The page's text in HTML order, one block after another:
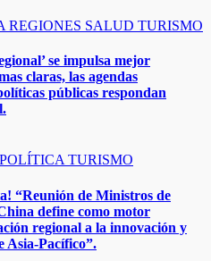
REGIONES SALUD TURISMO
se impulsa mejor
claras, las agendas
públicas respondan
POLÍTICA TURISMO
“Reunión de Ministros de
define como motor
regional a la innovación y
Asia‑Pacífico”.